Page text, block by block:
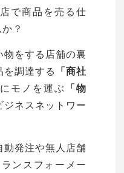
で商品を売る仕
？
をする店舗の裏
調達する 「商社
モノを運ぶ 「物
ネスネットワー
発注や無人店舗
ンスフォーメー